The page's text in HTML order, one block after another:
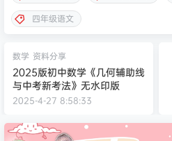
四年级语文
数学 资料分享
2025版初中数学《几何辅助线
与中考新考法》无水印版
2025-4-27 8:58:33